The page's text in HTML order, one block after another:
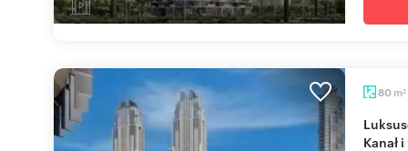
80 m2
Luksusowy apartament 80 m² w Dubaju (widok na
Kanał